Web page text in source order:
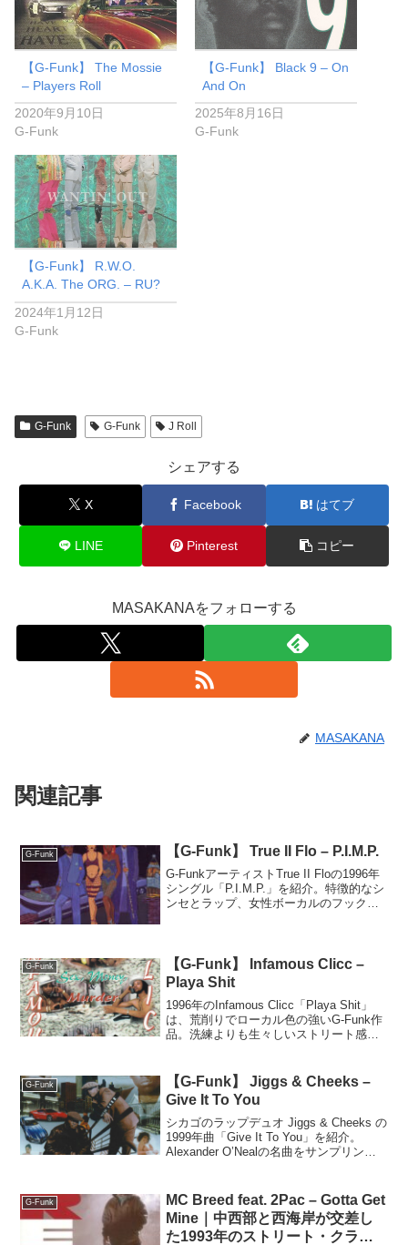
【G-Funk】 The Mossie
– Players Roll
2020年9月10日
G-Funk
【G-Funk】 Black 9 – On
And On
2025年8月16日
G-Funk
【G-Funk】 R.W.O.
A.K.A. The ORG. – RU?
2024年1月12日
G-Funk
G-Funk G-Funk J Roll
シェアする
X Facebook はてブ
LINE Pinterest コピー
MASAKANAをフォローする
MASAKANA
関連記事
G-Funk 【G-Funk】 True II Flo – P.I.M.P.
G-FunkアーティストTrue II Floの1996年
シングル「P.I.M.P.」を紹介。特徴的なシ
ンセとラップ、女性ボーカルのフック、
G-Funk
【G-Funk】 Infamous Clicc –
Playa Shit
1996年のInfamous Clicc「Playa Shit」
は、荒削りでローカル色の強いG-Funk作
品。洗練よりも生々しいストリート感が
る。
G-Funk
【G-Funk】 Jiggs & Cheeks –
Give It To You
シカゴのラップデュオ Jiggs & Cheeks の
1999年曲「Give It To You」を紹介。
Alexander O’Nealの名曲をサンプリング
が魅力。80年代R&Bの切なさと90年代G-
Rapの空気感が融合した隠れた名曲。
G-Funk
MC Breed feat. 2Pac – Gotta Get
Mine｜中西部と西海岸が交差し
た1993年のストリート・クラシ